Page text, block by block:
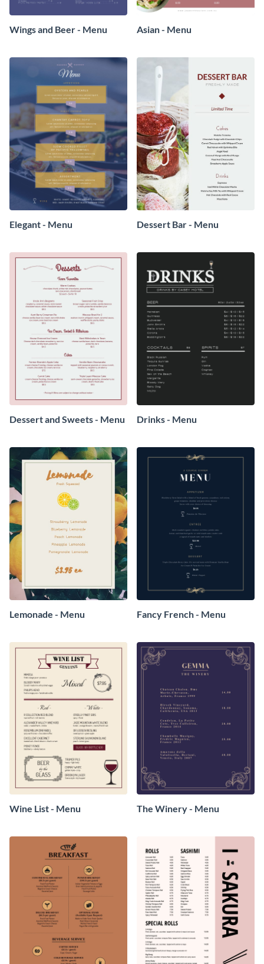
Wings and Beer - Menu Asian - Menu
Elegant - Menu Dessert Bar - Menu
Dessert and Sweets - Menu Drinks - Menu
Lemonade - Menu Fancy French - Menu
Wine List - Menu The Winery - Menu